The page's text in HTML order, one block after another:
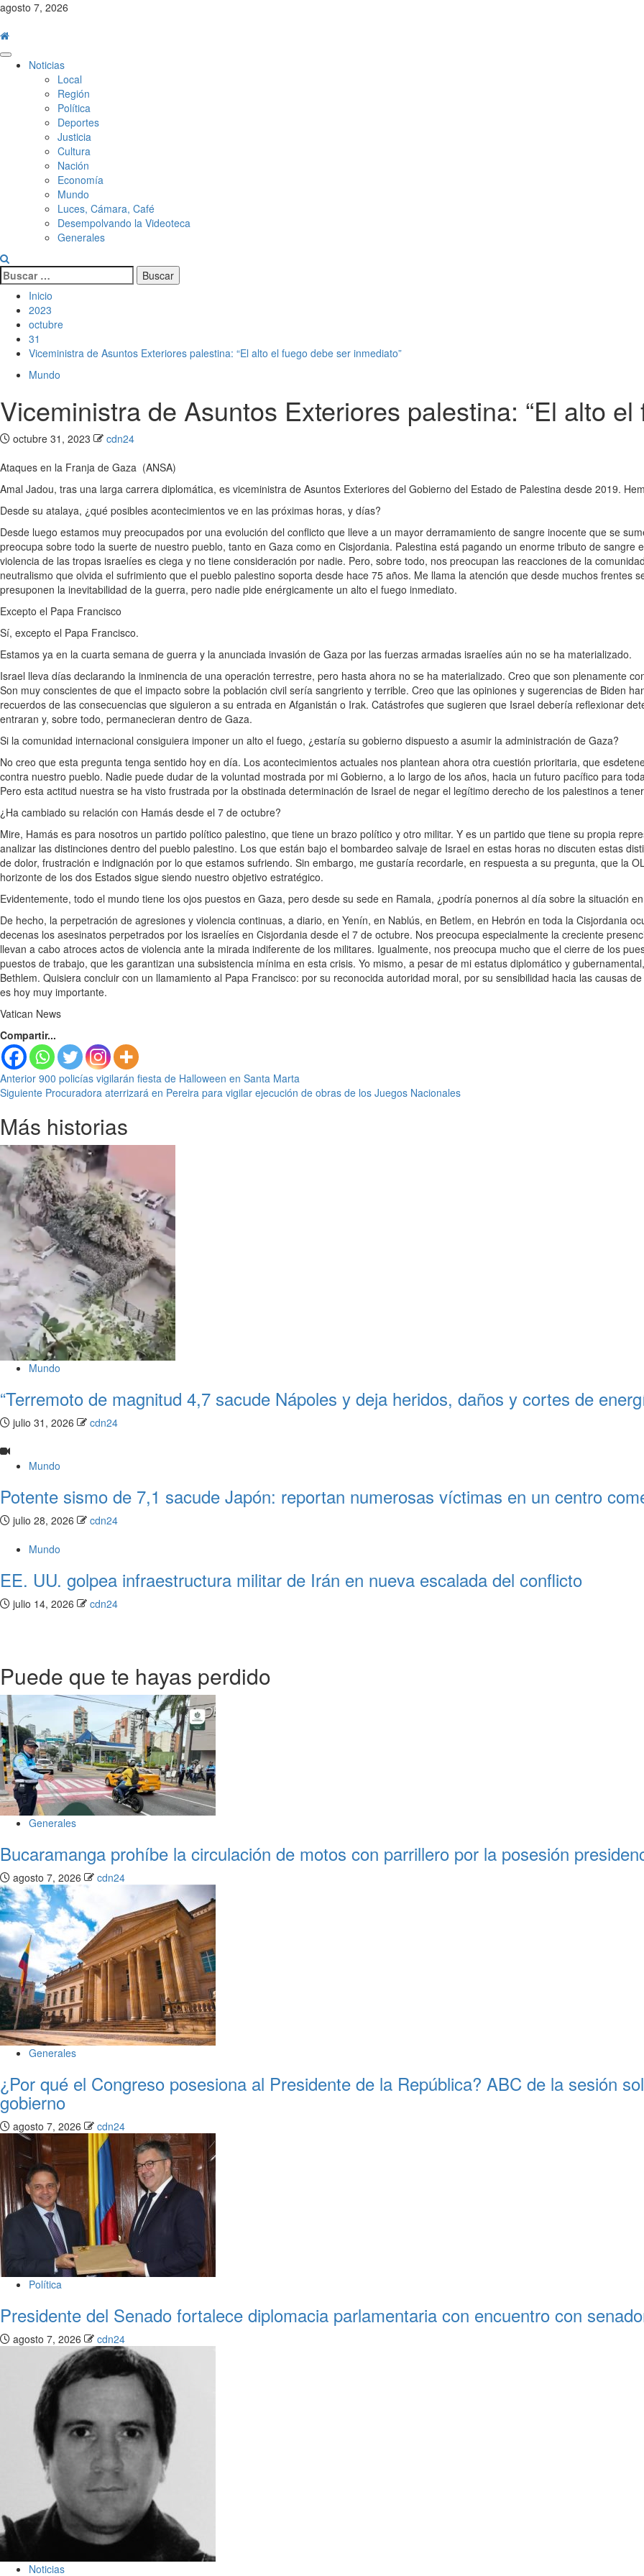
Saltar
contenido
agosto 7, 2026
MenúNoticias
Local
Región
Política
Deportes
Justicia
Cultura
Nación
Economía
Mundo
Luces, Cámara, Café
Desempolvando la Videoteca
Generales
Buscar:
Inicio
2023
octubre
31
Viceministra de Asuntos Exteriores palestina: “El alto el fuego debe ser inmediato”
Mundo
Viceministra de Asuntos Exteriores palestina: “El alto
octubre 31, 2023
cdn24
Ataques en la Franja de Gaza (ANSA)
Amal Jadou, tras una larga carrera diplomática, es viceministra de Asuntos Exteriores del Gobierno del Estado de Palestina desde 2019.
Desde su atalaya, ¿qué posibles acontecimientos ve en las próximas horas, y días?
Desde luego estamos muy preocupados por una evolución del conflicto que lleve a un mayor derramamiento de sangre inocente que se
preocupa sobre todo la suerte de nuestro pueblo, tanto en Gaza como en Cisjordania. Palestina está pagando un enorme tributo de
violencia de las tropas israelíes es ciega y no tiene consideración por nadie. Pero, sobre todo, nos preocupan las reacciones de la
neutralismo que olvida el sufrimiento que el pueblo palestino soporta desde hace 75 años. Me llama la atención que desde muchos frentes
presuponen la inevitabilidad de la guerra, pero nadie pide enérgicamente un alto el fuego inmediato.
Excepto el Papa Francisco
Sí, excepto el Papa Francisco.
Estamos ya en la cuarta semana de guerra y la anunciada invasión de Gaza por las fuerzas armadas israelíes aún no se ha materializado.
Israel lleva días declarando la inminencia de una operación terrestre, pero hasta ahora no se ha materializado. Creo que son plenamente
Son muy conscientes de que el impacto sobre la población civil sería sangriento y terrible. Creo que las opiniones y sugerencias de Biden
recuerdos de las consecuencias que siguieron a su entrada en Afganistán o Irak. Catástrofes que sugieren que Israel debería reflexionar
entraran y, sobre todo, permanecieran dentro de Gaza.
Si la comunidad internacional consiguiera imponer un alto el fuego, ¿estaría su gobierno dispuesto a asumir la administración de Gaza?
No creo que esta pregunta tenga sentido hoy en día. Los acontecimientos actuales nos plantean ahora otra cuestión prioritaria, que
contra nuestro pueblo. Nadie puede dudar de la voluntad mostrada por mi Gobierno, a lo largo de los años, hacia un futuro pacífico para
Pero esta actitud nuestra se ha visto frustrada por la obstinada determinación de Israel de negar el legítimo derecho de los palestinos a
¿Ha cambiado su relación con Hamás desde el 7 de octubre?
Mire, Hamás es para nosotros un partido político palestino, que tiene un brazo político y otro militar. Y es un partido que tiene su propia
analizar las distinciones dentro del pueblo palestino. Los que están bajo el bombardeo salvaje de Israel en estas horas no discuten estas
de dolor, frustración e indignación por lo que estamos sufriendo. Sin embargo, me gustaría recordarle, en respuesta a su pregunta, que la
horizonte de los dos Estados sigue siendo nuestro objetivo estratégico.
Evidentemente, todo el mundo tiene los ojos puestos en Gaza, pero desde su sede en Ramala, ¿podría ponernos al día sobre la situación
De hecho, la perpetración de agresiones y violencia continuas, a diario, en Yenín, en Nablús, en Betlem, en Hebrón en toda la Cisjordania
decenas los asesinatos perpetrados por los israelíes en Cisjordania desde el 7 de octubre. Nos preocupa especialmente la creciente
llevan a cabo atroces actos de violencia ante la mirada indiferente de los militares. Igualmente, nos preocupa mucho que el cierre de los
puestos de trabajo, que les garantizan una subsistencia mínima en esta crisis. Yo mismo, a pesar de mi estatus diplomático y
Bethlem. Quisiera concluir con un llamamiento al Papa Francisco: por su reconocida autoridad moral, por su sensibilidad hacia las causas
es hoy muy importante.
Vatican News
Compartir...
Seguir
leyendo
Anterior 900 policías vigilarán fiesta de Halloween en Santa Marta
Siguiente Procuradora aterrizará en Pereira para vigilar ejecución de obras de los Juegos Nacionales
Más historias
Mundo
“Terremoto de magnitud 4,7 sacude Nápoles y deja heridos, daños y cortes de
julio 31, 2026 cdn24
Mundo
Potente sismo de 7,1 sacude Japón: reportan numerosas víctimas en un centro
julio 28, 2026
cdn24
Mundo
EE. UU. golpea infraestructura militar de Irán en nueva escalada del conflicto
julio 14, 2026 cdn24
Puede que te hayas perdido
Generales
Bucaramanga prohíbe la circulación de motos con parrillero por la posesión
agosto 7, 2026 cdn24
Generales
¿Por qué el Congreso posesiona al Presidente de la República? ABC de la sesión
gobierno
agosto 7, 2026 cdn24
Política
Presidente del Senado fortalece diplomacia parlamentaria con encuentro con
agosto 7, 2026 cdn24
Noticias